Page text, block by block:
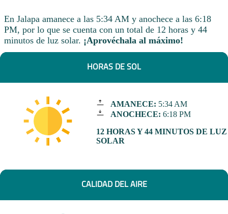
En Jalapa amanece a las 5:34 AM y anochece a las 6:18
PM, por lo que se cuenta con un total de 12 horas y 44
minutos de luz solar. ¡Aprovéchala al máximo!
HORAS DE SOL
AMANECE: 5:34 AM
ANOCHECE: 6:18 PM
12 HORAS Y 44 MINUTOS DE LUZ
SOLAR
CALIDAD DEL AIRE